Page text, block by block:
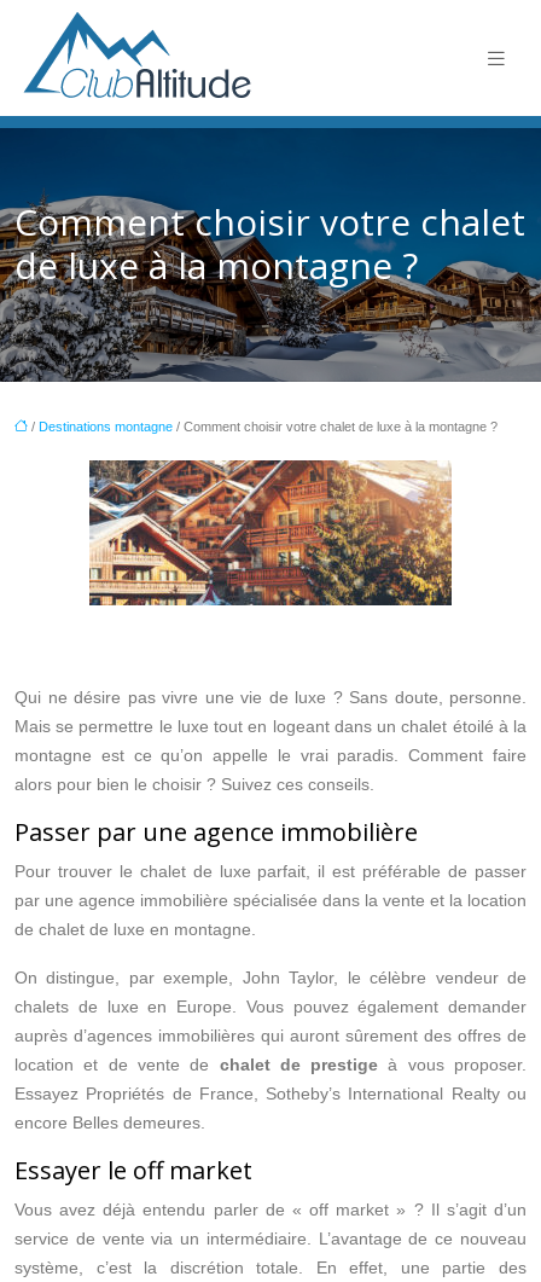
Comment choisir votre chalet
de luxe à la montagne ?
/ Destinations montagne / Comment choisir votre chalet de luxe à la montagne ?
Qui ne désire pas vivre une vie de luxe ? Sans doute, personne.
Mais se permettre le luxe tout en logeant dans un chalet étoilé à la
montagne est ce qu’on appelle le vrai paradis. Comment faire
alors pour bien le choisir ? Suivez ces conseils.
Passer par une agence immobilière
Pour trouver le chalet de luxe parfait, il est préférable de passer
par une agence immobilière spécialisée dans la vente et la location
de chalet de luxe en montagne.
On distingue, par exemple, John Taylor, le célèbre vendeur de
chalets de luxe en Europe. Vous pouvez également demander
auprès d’agences immobilières qui auront sûrement des offres de
location et de vente de chalet de prestige à vous proposer.
Essayez Propriétés de France, Sotheby’s International Realty ou
encore Belles demeures.
Essayer le off market
Vous avez déjà entendu parler de « off market » ? Il s’agit d’un
service de vente via un intermédiaire. L’avantage de ce nouveau
système, c’est la discrétion totale. En effet, une partie des